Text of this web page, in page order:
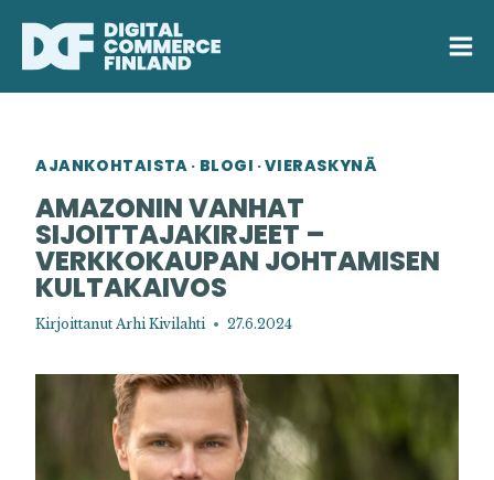
sisältöön
AJANKOHTAISTA · BLOGI ·VIERASKYNÄ
AMAZONIN VANHAT
SIJOITTAJAKIRJEET –
VERKKOKAUPAN JOHTAMISEN
KULTAKAIVOS
Kirjoittanut Arhi Kivilahti 27.6.2024